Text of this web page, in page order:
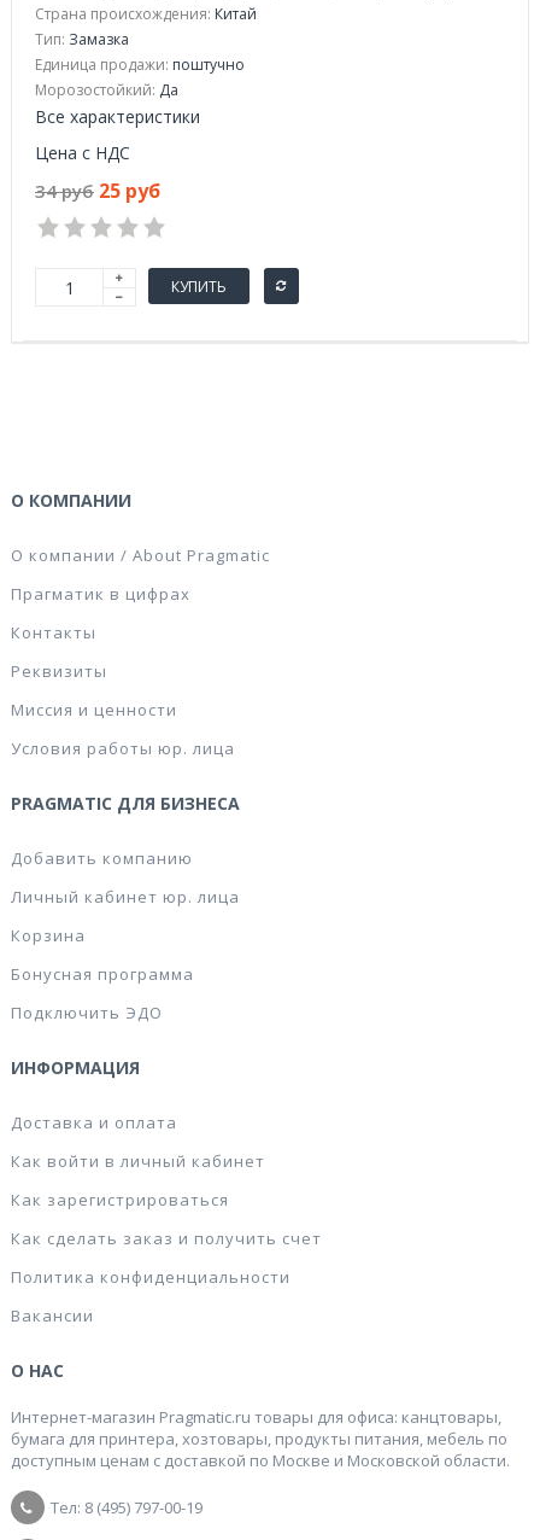
Страна происхождения: Китай
Тип: Замазка
Единица продажи: поштучно
Морозостойкий: Да
Все характеристики
Цена с НДС
34 руб 25 руб
КУПИТЬ
О КОМПАНИИ
О компании / About Pragmatic
Прагматик в цифрах
Контакты
Реквизиты
Миссия и ценности
Условия работы юр. лица
PRAGMATIC ДЛЯ БИЗНЕСА
Добавить компанию
Личный кабинет юр. лица
Корзина
Бонусная программа
Подключить ЭДО
ИНФОРМАЦИЯ
Доставка и оплата
Как войти в личный кабинет
Как зарегистрироваться
Как сделать заказ и получить счет
Политика конфиденциальности
Вакансии
О НАС
Интернет-магазин Pragmatic.ru товары для офиса: канцтовары,
бумага для принтера, хозтовары, продукты питания, мебель по
доступным ценам с доставкой по Москве и Московской области.
Тел: 8 (495) 797-00-19